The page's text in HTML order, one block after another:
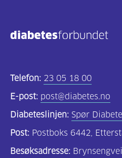
Telefon: 23 05 18 00
E-post: post@diabetes.no
Diabeteslinjen: Spør
Post: Postboks 6442,
Besøksadresse: